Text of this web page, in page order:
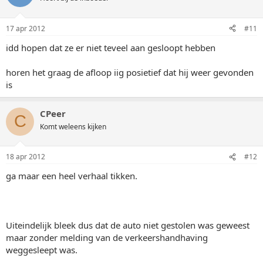
17 apr 2012 #11
idd hopen dat ze er niet teveel aan gesloopt hebben
horen het graag de afloop iig posietief dat hij weer gevonden
is
C CPeer
Komt weleens kijken
18 apr 2012 #12
ga maar een heel verhaal tikken.
Uiteindelijk bleek dus dat de auto niet gestolen was geweest
maar zonder melding van de verkeershandhaving
weggesleept was.